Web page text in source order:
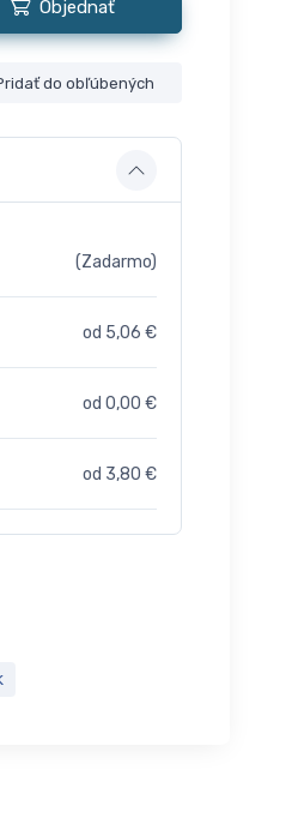
Objednať
do obľúbených
(Zadarmo)
od 5,06 €
od 0,00 €
od 3,80 €